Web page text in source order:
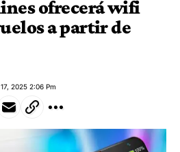
ofrecerá wifi
a partir de
2025 2:06 Pm